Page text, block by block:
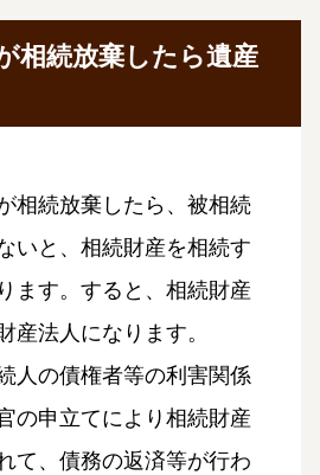
相続放棄したら遺産
相続放棄したら、被相続
いと、相続財産を相続す
ます。すると、相続財産
産法人になります。
人の債権者等の利害関係
の申立てにより相続財産
て、債務の返済等が行わ